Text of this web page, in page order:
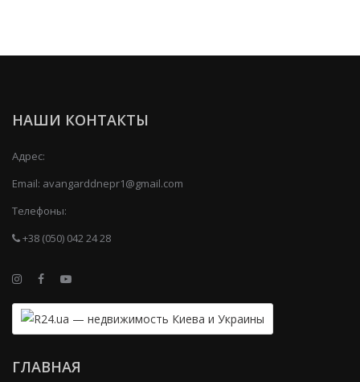
НАШИ КОНТАКТЫ
Адрес:
Email: avangarddnepr1@gmail.com
Телефоны:
+38 (050) 042 24 28
ГЛАВНАЯ